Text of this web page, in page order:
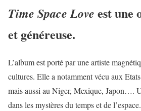
Time Space Love est une
et généreuse.
L’album est porté par une artiste
cultures. Elle a notamment vécu aux
mais aussi au Niger, Mexique, Japon….
dans les mystères du temps et de l’espace.